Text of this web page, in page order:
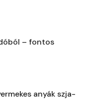
– fontos
anyák szja-